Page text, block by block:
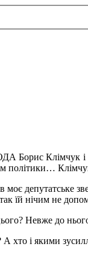
Борис Клімчук
політики…
моє депутатське з
їй нічим не
Невже до
хто і якими